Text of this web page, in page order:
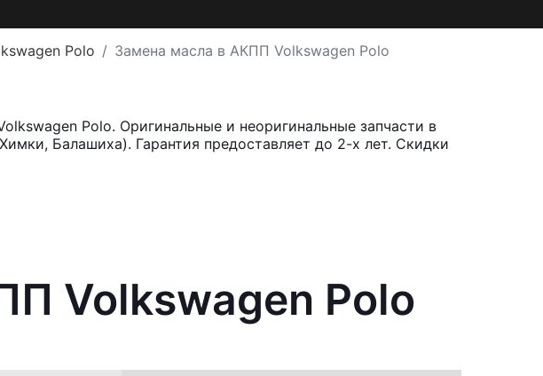
Polo Замена масла в АКПП Volkswagen Polo
Polo. Оригинальные и неоригинальные запчасти в
Балашиха). Гарантия предоставляет до 2-х лет. Скидки
Volkswagen Polo